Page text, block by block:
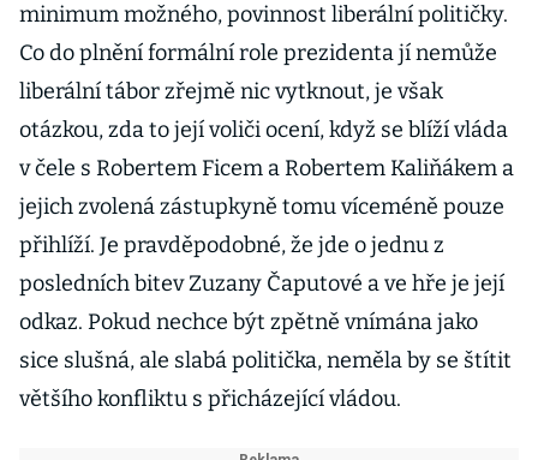
minimum možného, povinnost liberální političky.
Co do plnění formální role prezidenta jí nemůže
liberální tábor zřejmě nic vytknout, je však
otázkou, zda to její voliči ocení, když se blíží vláda
v čele s Robertem Ficem a Robertem Kaliňákem a
jejich zvolená zástupkyně tomu víceméně pouze
přihlíží. Je pravděpodobné, že jde o jednu z
posledních bitev Zuzany Čaputové a ve hře je její
odkaz. Pokud nechce být zpětně vnímána jako
sice slušná, ale slabá politička, neměla by se štítit
většího konfliktu s přicházející vládou.